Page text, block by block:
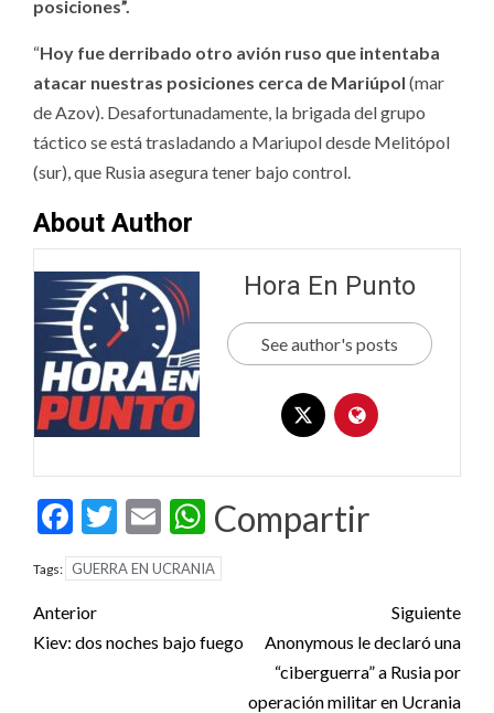
posiciones”.
“Hoy fue derribado otro avión ruso que intentaba
atacar nuestras posiciones cerca de Mariúpol (mar
de Azov). Desafortunadamente, la brigada del grupo
táctico se está trasladando a Mariupol desde Melitópol
(sur), que Rusia asegura tener bajo control.
About Author
Hora En Punto
See author's posts
Facebook
Twitter
EmailWhatsApp
Compartir
Tags: GUERRA EN UCRANIA
Post
navigation
Anterior
Kiev: dos noches bajo fuego
Siguiente
Anonymous le declaró una
“ciberguerra” a Rusia por
operación militar en Ucrania